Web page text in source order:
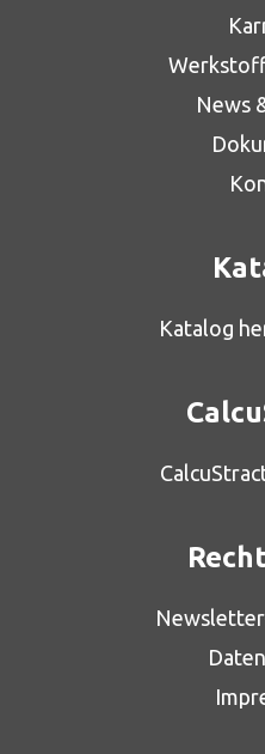
News
Katalog